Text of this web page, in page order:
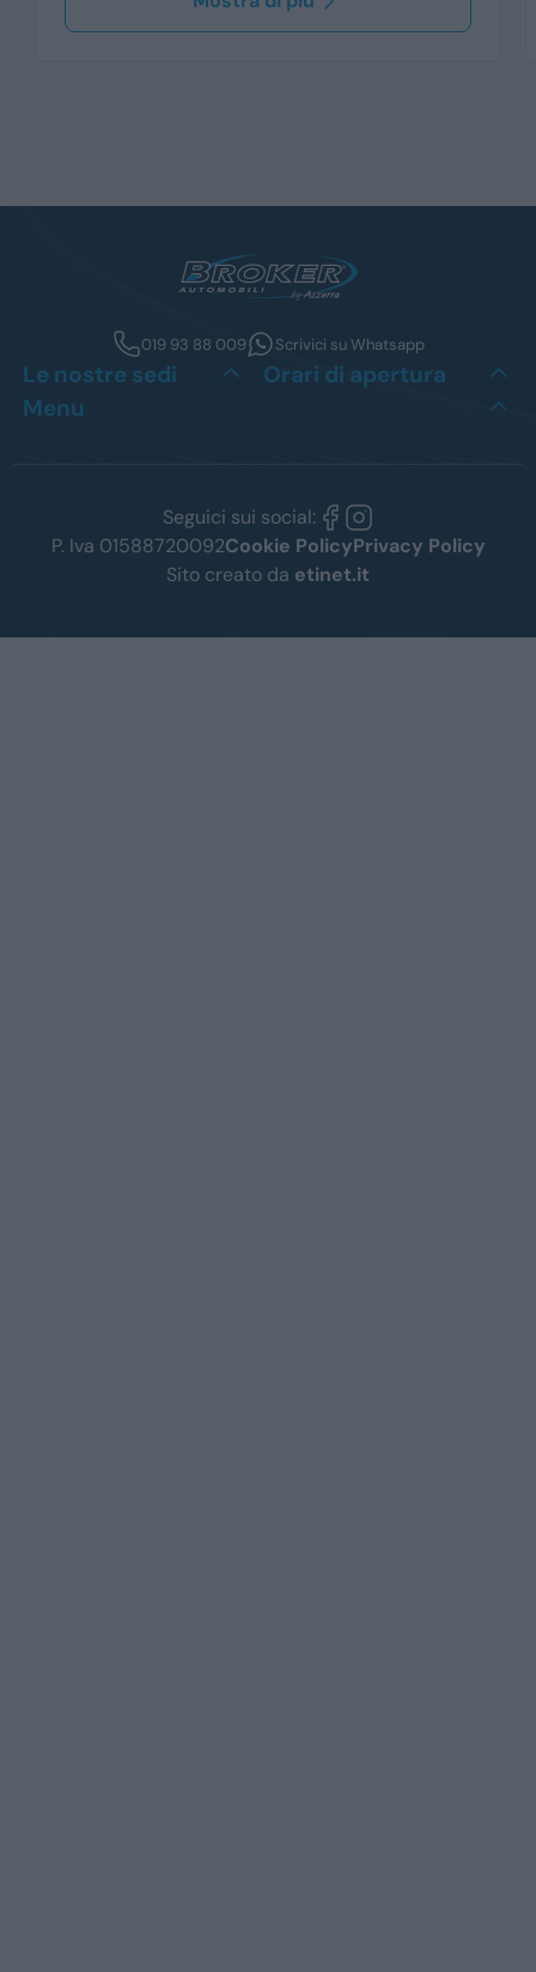
019 93 88 009 Scrivici su Whatsapp
Le nostre sedi
Orari di apertura
Menu
Seguici sui social:
P. Iva 01588720092Cookie PolicyPrivacy Policy
Sito creato da etinet.it